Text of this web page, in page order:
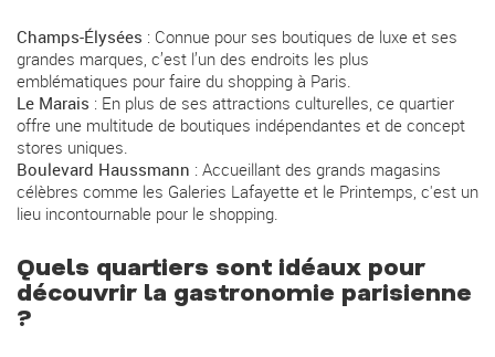
Champs-Élysées : Connue pour ses boutiques de luxe et ses
grandes marques, c’est l’un des endroits les plus
emblématiques pour faire du shopping à Paris.
Le Marais : En plus de ses attractions culturelles, ce quartier
offre une multitude de boutiques indépendantes et de concept
stores uniques.
Boulevard Haussmann : Accueillant des grands magasins
célèbres comme les Galeries Lafayette et le Printemps, c'est un
lieu incontournable pour le shopping.
Quels quartiers sont idéaux pour
découvrir la gastronomie parisienne
?